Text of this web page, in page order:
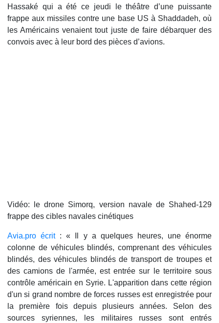
Hassaké qui a été ce jeudi le théâtre d’une puissante
frappe aux missiles contre une base US à Shaddadeh, où
les Américains venaient tout juste de faire débarquer des
convois avec à leur bord des pièces d’avions.
Vidéo: le drone Simorq, version navale de Shahed-129
frappe des cibles navales cinétiques
Avia.pro écrit: « Il y a quelques heures, une énorme
colonne de véhicules blindés, comprenant des véhicules
blindés, des véhicules blindés de transport de troupes et
des camions de l'armée, est entrée sur le territoire sous
contrôle américain en Syrie. L'apparition dans cette région
d'un si grand nombre de forces russes est enregistrée pour
la première fois depuis plusieurs années. Selon des
sources syriennes, les militaires russes sont entrés